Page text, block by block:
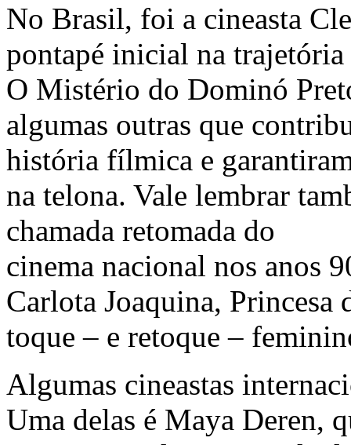
No Brasil, foi a cineasta
pontapé inicial na trajetória
O Mistério do Dominó
algumas outras que
história fílmica e
na telona. Vale lembrar
chamada retomada do
cinema nacional nos anos
Carlota Joaquina,
toque – e retoque –
Algumas cineastas
Uma delas é Maya Deren,